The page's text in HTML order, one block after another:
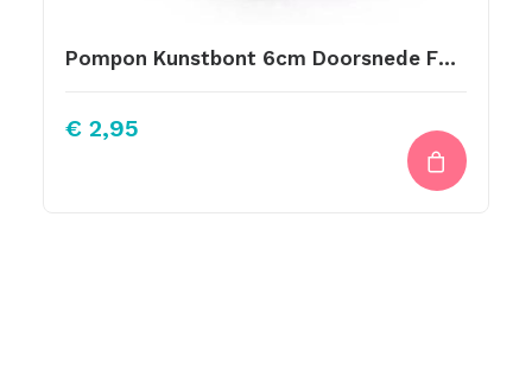
Pompon Kunstbont 6cm Doorsnede Fuchsia Pink
€ 2,95